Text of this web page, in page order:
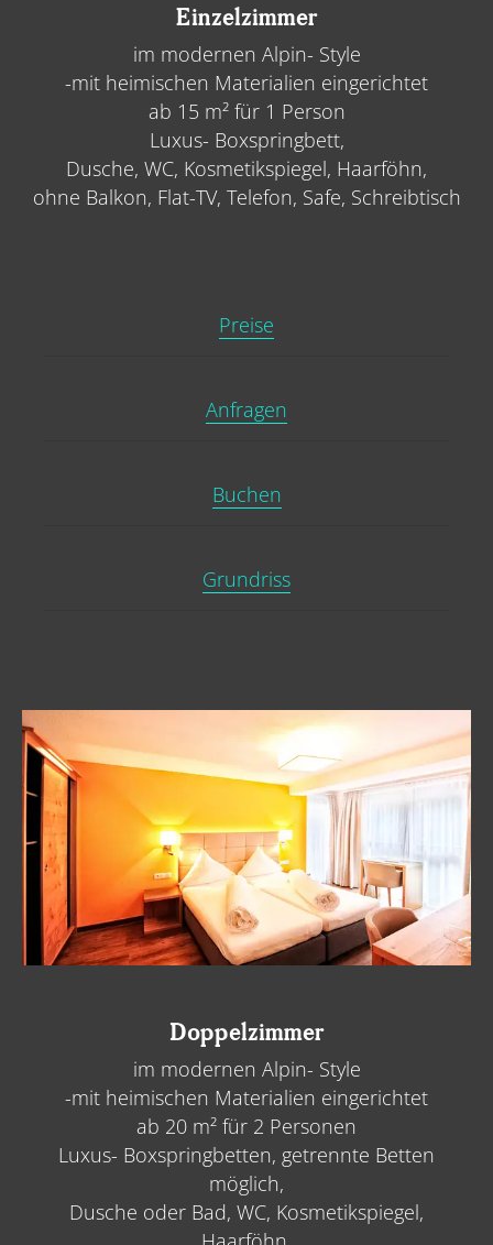
Einzelzimmer
im modernen Alpin- Style
-mit heimischen Materialien eingerichtet
ab 15 m² für 1 Person
Luxus- Boxspringbett,
Dusche, WC, Kosmetikspiegel, Haarföhn,
ohne Balkon, Flat-TV, Telefon, Safe, Schreibtisch
Preise
Anfragen
Buchen
Grundriss
Doppelzimmer
im modernen Alpin- Style
-mit heimischen Materialien eingerichtet
ab 20 m² für 2 Personen
Luxus- Boxspringbetten, getrennte Betten
möglich,
Dusche oder Bad, WC, Kosmetikspiegel,